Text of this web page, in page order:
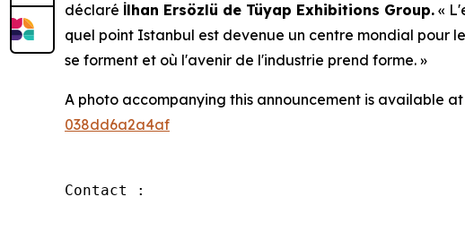
déclaré İlhan Ersözlü de Tüyap Exhibitions Group. «
quel point Istanbul est devenue un centre mondial pour
se forment et où l'avenir de l'industrie prend forme. »
A photo accompanying this announcement is available at
038dd6a2a4af
Contact :